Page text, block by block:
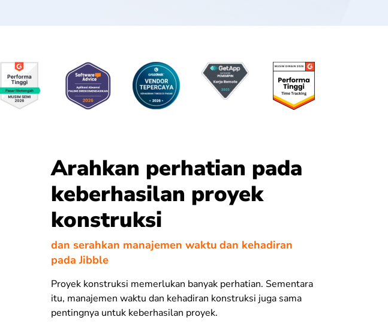
Arahkan perhatian pada
keberhasilan proyek
konstruksi
dan serahkan manajemen waktu dan kehadiran
pada Jibble
Proyek konstruksi memerlukan banyak perhatian. Sementara
itu, manajemen waktu dan kehadiran konstruksi juga sama
pentingnya untuk keberhasilan proyek.